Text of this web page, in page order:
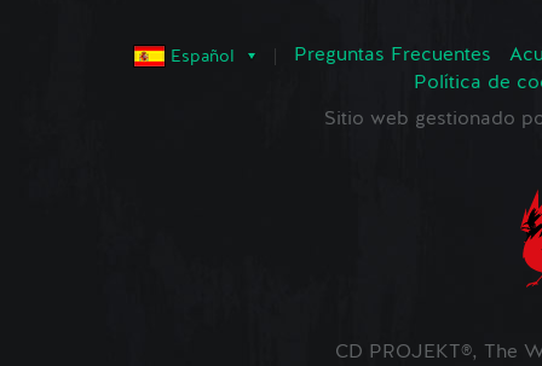
Español Preguntas Frecuentes
Política de
Sitio web gestionado
CD PROJEKT®, The